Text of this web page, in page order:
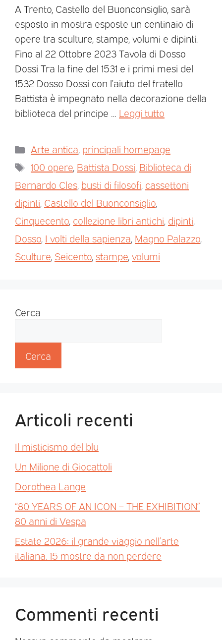
A Trento, Castello del Buonconsiglio, sarà
esposto in mostra esposte un centinaio di
opere tra sculture, stampe, volumi e dipinti.
Fino al 22 Ottobre 2023 Tavola di Dosso
Dossi Tra la fine del 1531 e i primi mesi del
1532 Dosso Dossi con l’aiuto del fratello
Battista è impegnato nella decorazione della
biblioteca del principe … Leggi tutto
Arte antica, principali homepage
100 opere, Battista Dossi, Biblioteca di
Bernardo Cles, busti di filosofi, cassettoni
dipinti, Castello del Buonconsiglio,
Cinquecento, collezione libri antichi, dipinti,
Dosso, I volti della sapienza, Magno Palazzo,
Sculture, Seicento,stampe,volumi
Cerca
Cerca
Articoli recenti
Il misticismo del blu
Un Milione di Giocattoli
Dorothea Lange
“80 YEARS OF AN ICON – THE EXHIBITION”
80 anni di Vespa
Estate 2026: il grande viaggio nell’arte
italiana. 15 mostre da non perdere
Commenti recenti